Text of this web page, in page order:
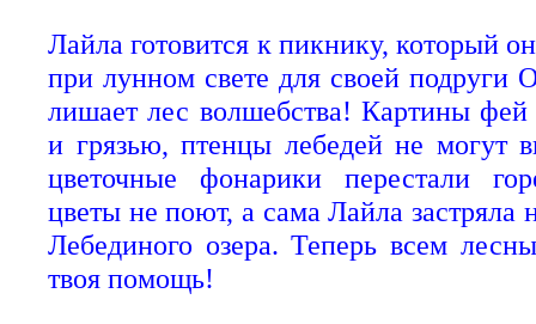
Лайла готовится к пикнику, который
при лунном свете для своей подруги
лишает лес волшебства! Картины
и грязью, птенцы лебедей не могут
цветочные фонарики перестали
цветы не поют, а сама Лайла застряла
Лебединого озера. Теперь всем
твоя помощь!